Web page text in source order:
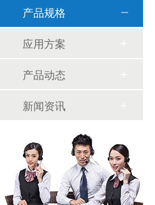
产品规格
应用方案
产品动态
新闻资讯